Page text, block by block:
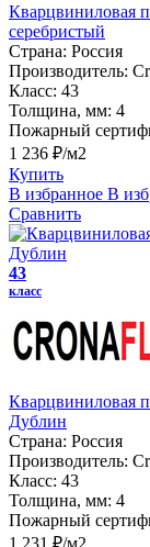
Кварцвиниловая
серебристый
Страна: Россия
Производитель:
Класс: 43
Толщина, мм: 4
Пожарный
1 236 ₽/м2
Купить
В избранное В
Сравнить
43
класс
Кварцвиниловая
Дублин
Страна: Россия
Производитель:
Класс: 43
Толщина, мм: 4
Пожарный
1 231 ₽/м2